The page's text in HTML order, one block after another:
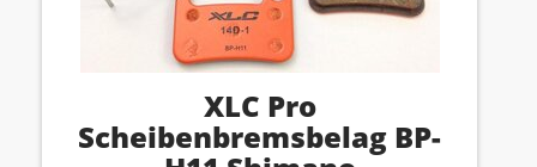
XLC Pro
Scheibenbremsbelag BP-